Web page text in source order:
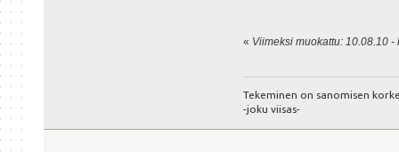
« Viimeksi muokattu: 10.08.10
Tekeminen on sanomisen
-joku viisas-